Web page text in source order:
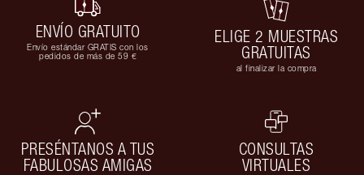
ENVÍO GRATUITO
Envío estándar GRATIS con los
pedidos de más de 59 €
ELIGE 2 MUESTRAS
GRATUITAS
al finalizar la compra
PRESÉNTANOS A TUS
FABULOSAS AMIGAS
CONSULTAS
VIRTUALES